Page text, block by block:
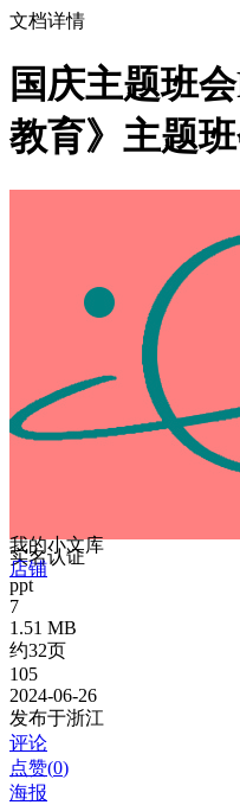
文档详情
国庆主题班
教育》主题
我的小文库
实名认证
店铺
ppt
7
1.51 MB
约32页
105
2024-06-26
发布于浙江
评论
点赞(0)
海报